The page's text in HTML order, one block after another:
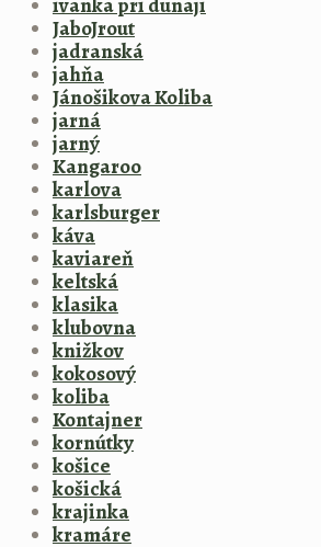
ivanka pri dunaji
JaboJrout
jadranská
jahňa
Jánošikova Koliba
jarná
jarný
Kangaroo
karlova
karlsburger
káva
kaviareň
keltská
klasika
klubovna
knižkov
kokosový
koliba
Kontajner
kornútky
košice
košická
krajinka
kramáre